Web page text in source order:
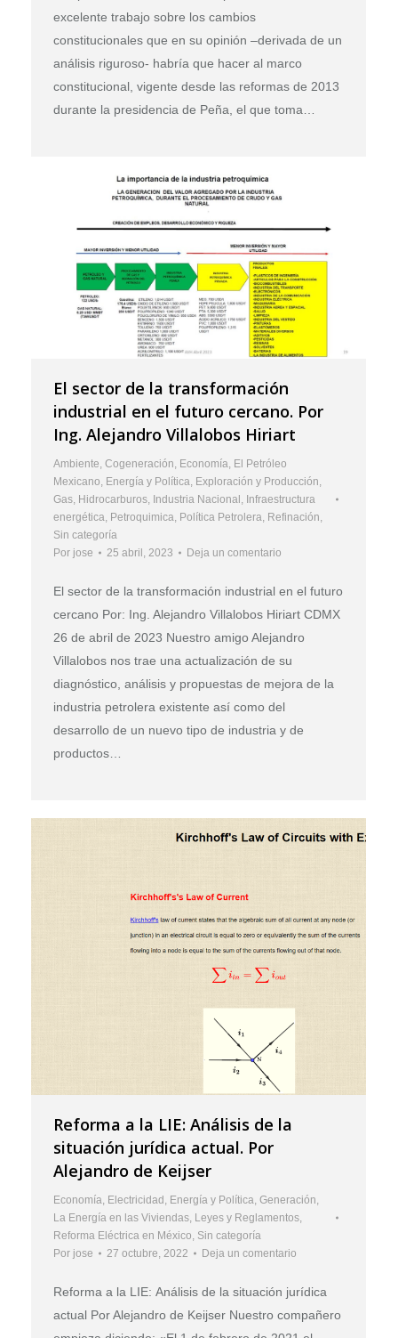
excelente trabajo sobre los cambios
constitucionales que en su opinión –derivada de un
análisis riguroso- habría que hacer al marco
constitucional, vigente desde las reformas de 2013
durante la presidencia de Peña, el que toma…
El sector de la transformación
industrial en el futuro cercano. Por
Ing. Alejandro Villalobos Hiriart
Ambiente, Cogeneración, Economía, El Petróleo
Mexicano, Energía y Política, Exploración y Producción,
Gas, Hidrocarburos, Industria Nacional , Infraestructura
energética, Petroquimica, Política Petrolera, Refinación,
Sin categoría
Por jose 25 abril, 2023 Deja un comentario
El sector de la transformación industrial en el futuro
cercano Por: Ing. Alejandro Villalobos Hiriart CDMX
26 de abril de 2023 Nuestro amigo Alejandro
Villalobos nos trae una actualización de su
diagnóstico, análisis y propuestas de mejora de la
industria petrolera existente así como del
desarrollo de un nuevo tipo de industria y de
productos…
Reforma a la LIE: Análisis de la
situación jurídica actual. Por
Alejandro de Keijser
Economía Electricidad Energía y Política Generación
La Energía en las Viviendas Leyes y Reglamentos
Reforma Eléctrica en México Sin categoría
Por jose 27 octubre, 2022 Deja un comentario
Reforma a la LIE: Análisis de la situación jurídica
actual Por Alejandro de Keijser Nuestro compañero